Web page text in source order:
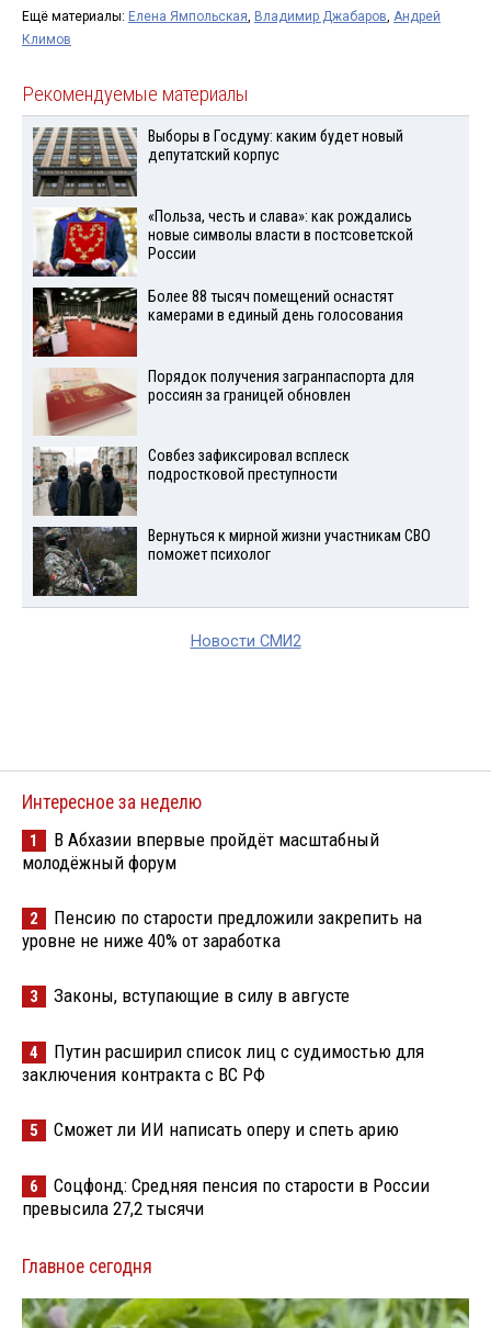
Ещё материалы: Елена Ямпольская, Владимир Джабаров, Андрей
Климов
Рекомендуемые материалы
Выборы в Госдуму: каким будет новый
депутатский корпус
«Польза, честь и слава»: как рождались
новые символы власти в постсоветской
России
Более 88 тысяч помещений оснастят
камерами в единый день голосования
Порядок получения загранпаспорта для
россиян за границей обновлен
Совбез зафиксировал всплеск
подростковой преступности
Вернуться к мирной жизни участникам СВО
поможет психолог
Новости СМИ2
Интересное за неделю
1
В Абхазии впервые пройдёт масштабный
молодёжный форум
2
Пенсию по старости предложили закрепить на
уровне не ниже 40% от заработка
3 Законы, вступающие в силу в августе
4
Путин расширил список лиц с судимостью для
заключения контракта с ВС РФ
5 Сможет ли ИИ написать оперу и спеть арию
6
Соцфонд: Средняя пенсия по старости в России
превысила 27,2 тысячи
Главное сегодня